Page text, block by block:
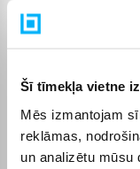
Šī tīmekļa vietne
Mēs izmantojam
reklāmas,
un analizētu mūsu
BIGBOX.LV palīdz
esošie filtri ļauj
Preču sarakstā
konkrētās preces
tehniskajiem
pirkuma
pasūtīt izvēlēto